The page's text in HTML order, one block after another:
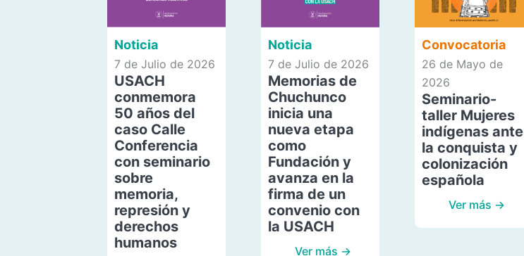
Noticia
7 de Julio de 2026
USACH
conmemora
50 años del
caso Calle
Conferencia
con seminario
sobre
memoria,
represión y
derechos
humanos
Noticia
7 de Julio de 2026
Memorias de
Chuchunco
inicia una
nueva etapa
como
Fundación y
avanza en la
firma de un
convenio con
la USACH
Ver más →
Convocatoria
26 de Mayo de
2026
Seminario-
taller Mujeres
indígenas ante
la conquista y
colonización
española
Ver más →